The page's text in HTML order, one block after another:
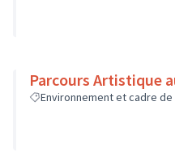
Parcours Artistique
Environnement et cadre de